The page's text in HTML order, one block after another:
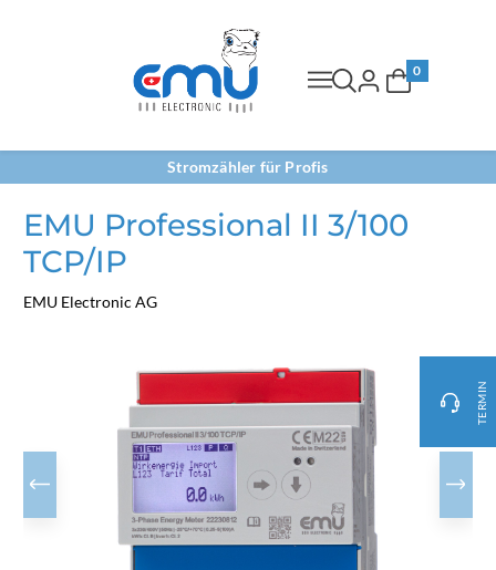
TERMIN
0
Stromzähler für Profis
EMU Professional II 3/100
TCP/IP
EMU Electronic AG